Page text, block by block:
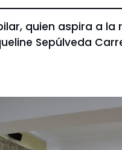
quien aspira a
Sepúlveda